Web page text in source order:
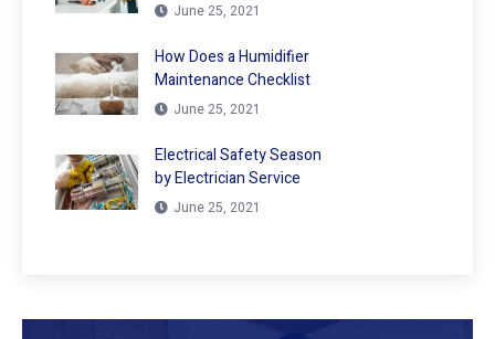
June 25, 2021
How Does a Humidifier
Maintenance Checklist
June 25, 2021
Electrical Safety Season
by Electrician Service
June 25, 2021